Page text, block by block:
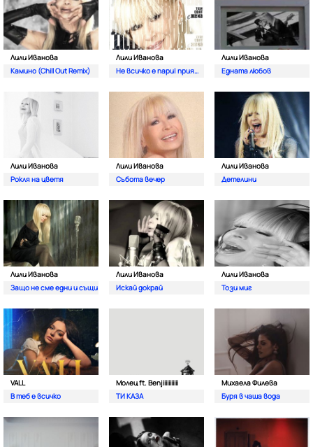
Лили Иванова
Камино (Chill Out Remix)
Лили Иванова
Не всичко е пари| приятелю
Лили Иванова
Едната любов
Лили Иванова
Рокля на цветя
Лили Иванова
Събота вечер
Лили Иванова
Детелини
Лили Иванова
Защо не сме едни и същи
Лили Иванова
Искай докрай
Лили Иванова
Този миг
VALL
В теб е всичко
Молец ft. Benjiiiiiiiiiii
ТИ КАЗА
Михаела Филева
Буря в чаша вода